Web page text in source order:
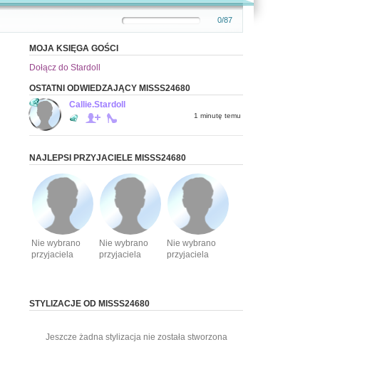
0/87
MOJA KSIĘGA GOŚCI
Dołącz do Stardoll
OSTATNI ODWIEDZAJĄCY MISSS24680
Callie.Stardoll
1 minutę temu
NAJLEPSI PRZYJACIELE MISSS24680
Nie wybrano
przyjaciela
Nie wybrano
przyjaciela
Nie wybrano
przyjaciela
STYLIZACJE OD MISSS24680
Jeszcze żadna stylizacja nie została stworzona